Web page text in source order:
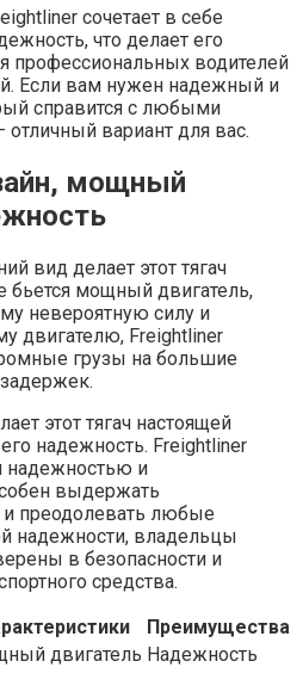
сочетает в себе
что делает его
водителей
Если вам нужен надежный и
справится с любыми
отличный вариант для вас.
мощный
вид делает этот тягач
бьется мощный двигатель,
невероятную силу и
двигателю, Freightliner
грузы на большие
этот тягач настоящей
надежность. Freightliner
надежностью и
выдержать
преодолевать любые
надежности, владельцы
в безопасности и
средства.
Преимущества
двигатель Надежность